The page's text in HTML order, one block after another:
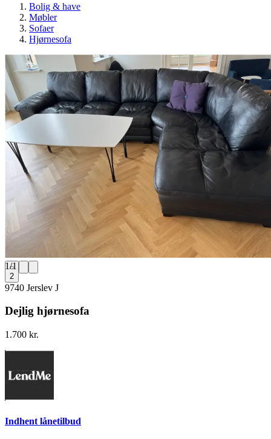
Bolig & have
Møbler
Sofaer
Hjørnesofa
1/1
2
9740 Jerslev J
Dejlig hjørnesofa
1.700 kr.
Indhent lånetilbud